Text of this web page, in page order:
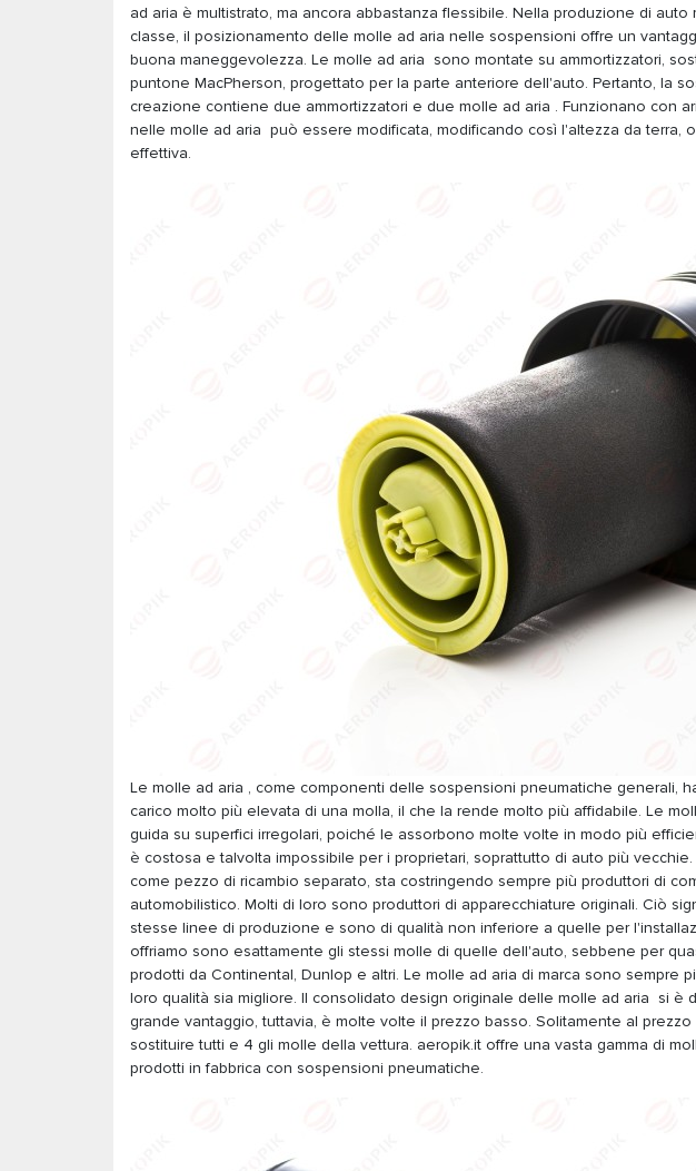
ad aria è multistrato, ma ancora abbastanza flessibile. Nella produzione di
classe, il posizionamento delle molle ad aria nelle sospensioni offre un
buona maneggevolezza. Le molle ad aria sono montate su ammortizzatori,
puntone MacPherson, progettato per la parte anteriore dell'auto. Pertanto, la
creazione contiene due ammortizzatori e due molle ad aria . Funzionano con
nelle molle ad aria può essere modificata, modificando così l'altezza da terra,
effettiva.
Le molle ad aria , come componenti delle sospensioni pneumatiche generali,
carico molto più elevata di una molla, il che la rende molto più affidabile. Le
guida su superfici irregolari, poiché le assorbono molte volte in modo più
è costosa e talvolta impossibile per i proprietari, soprattutto di auto più
come pezzo di ricambio separato, sta costringendo sempre più produttori di
automobilistico. Molti di loro sono produttori di apparecchiature originali. Ciò
stesse linee di produzione e sono di qualità non inferiore a quelle per
offriamo sono esattamente gli stessi molle di quelle dell'auto, sebbene per
prodotti da Continental, Dunlop e altri. Le molle ad aria di marca sono sempre
loro qualità sia migliore. Il consolidato design originale delle molle ad aria si è
grande vantaggio, tuttavia, è molte volte il prezzo basso. Solitamente al
sostituire tutti e 4 gli molle della vettura. aeropik.it offre una vasta gamma di
prodotti in fabbrica con sospensioni pneumatiche.